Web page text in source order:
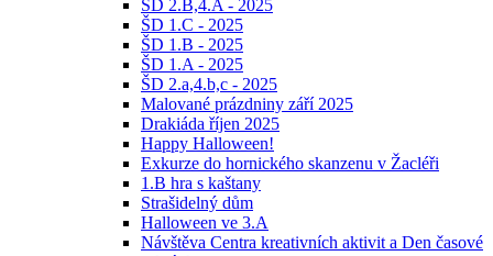
ŠD 2.B,4.A - 2025
ŠD 1.C - 2025
ŠD 1.B - 2025
ŠD 1.A - 2025
ŠD 2.a,4.b,c - 2025
Malované prázdniny září 2025
Drakiáda říjen 2025
Happy Halloween!
Exkurze do hornického skanzenu v Žacléři
1.B hra s kaštany
Strašidelný dům
Halloween ve 3.A
Návštěva Centra kreativních aktivit a Den časové